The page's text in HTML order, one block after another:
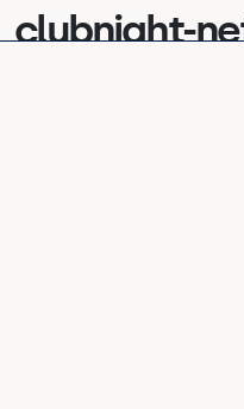
clubnight-